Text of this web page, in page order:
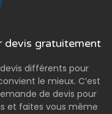
devis gratuitement
différents pour
le mieux. C’est
de devis pour
et faites vous même